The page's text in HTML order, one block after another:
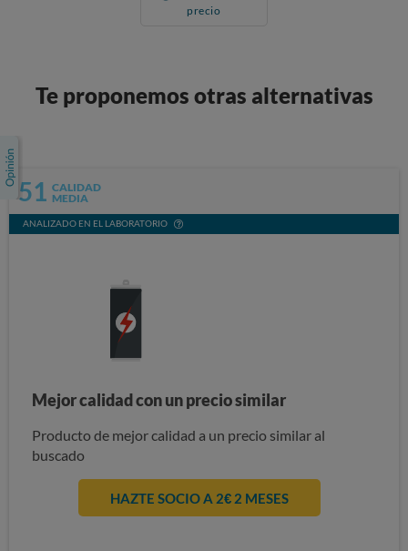
precio
Te proponemos otras alternativas
51 CALIDAD
MEDIA
ANALIZADO EN EL LABORATORIO
Mejor calidad con un precio similar
Producto de mejor calidad a un precio similar al
buscado
HAZTE SOCIO A 2€ 2 MESES